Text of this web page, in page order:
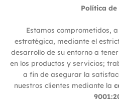
Política
Estamos comprometidos,
estratégica, mediante el
desarrollo de su entorno a
en los productos y servicios;
a fin de asegurar la
nuestros clientes mediante la